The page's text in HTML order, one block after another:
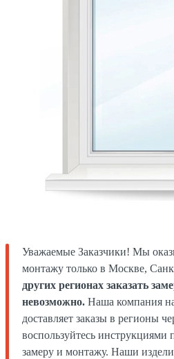
Уважаемые Заказчики! Мы
монтажу только в Москве,
других регионах заказать
невозможно. Наша компания
доставляет заказы в регионы
воспользуйтесь инструкциями
замеру и монтажу. Наши